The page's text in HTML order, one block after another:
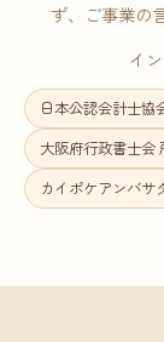
ず、ご事業の
イ
日本公認会計士協
大阪府行政書士会
カイポケアンバサ